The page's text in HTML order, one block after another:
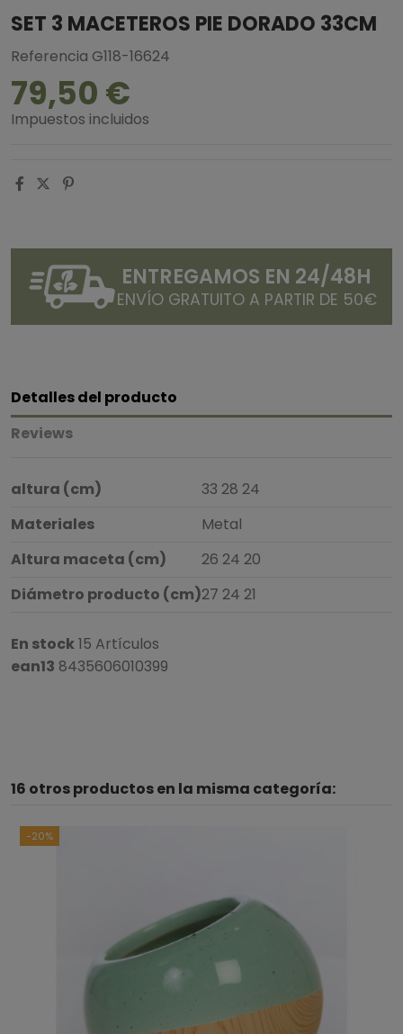
SET 3 MACETEROS PIE DORADO 33CM
Referencia G118-16624
79,50 €
Impuestos incluidos
ENTREGAMOS EN 24/48H
ENVÍO GRATUITO A PARTIR DE 50€
Detalles del producto
Reviews
altura (cm)
33 28 24
Materiales
Metal
Altura maceta (cm)
26 24 20
Diámetro producto (cm)27 24 21
En stock15 Artículos
ean13 8435606010399
16 otros productos en la misma categoría:
-20%